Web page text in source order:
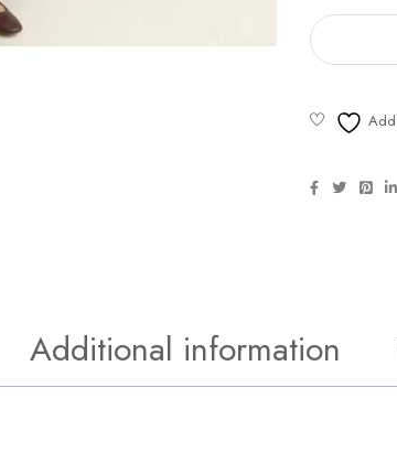
Additional information